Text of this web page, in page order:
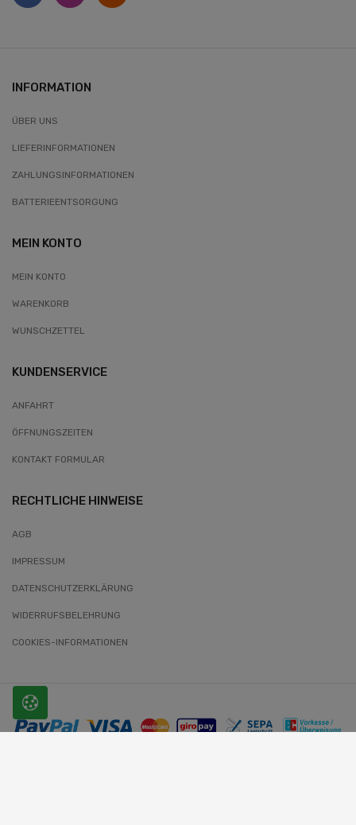
INFORMATION
ÜBER UNS
LIEFERINFORMATIONEN
ZAHLUNGSINFORMATIONEN
BATTERIEENTSORGUNG
MEIN KONTO
MEIN KONTO
WARENKORB
WUNSCHZETTEL
KUNDENSERVICE
ANFAHRT
ÖFFNUNGSZEITEN
KONTAKT FORMULAR
RECHTLICHE HINWEISE
AGB
IMPRESSUM
DATENSCHUTZERKLÄRUNG
WIDERRUFSBELEHRUNG
COOKIES-INFORMATIONEN